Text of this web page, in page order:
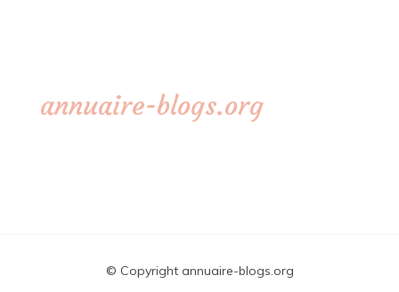
annuaire-blogs.org
© Copyright annuaire-blogs.org